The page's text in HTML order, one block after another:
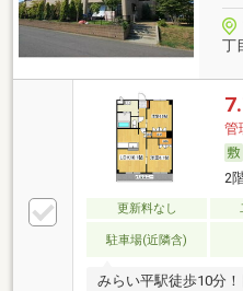
丁
管
2
更新料なし
駐車場(近隣含)
みらい平駅徒歩10分！